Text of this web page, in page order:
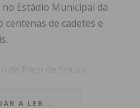
Estádio Municipal da
de cadetes e
de Paço de Sousa
que reflete “o
A LER...